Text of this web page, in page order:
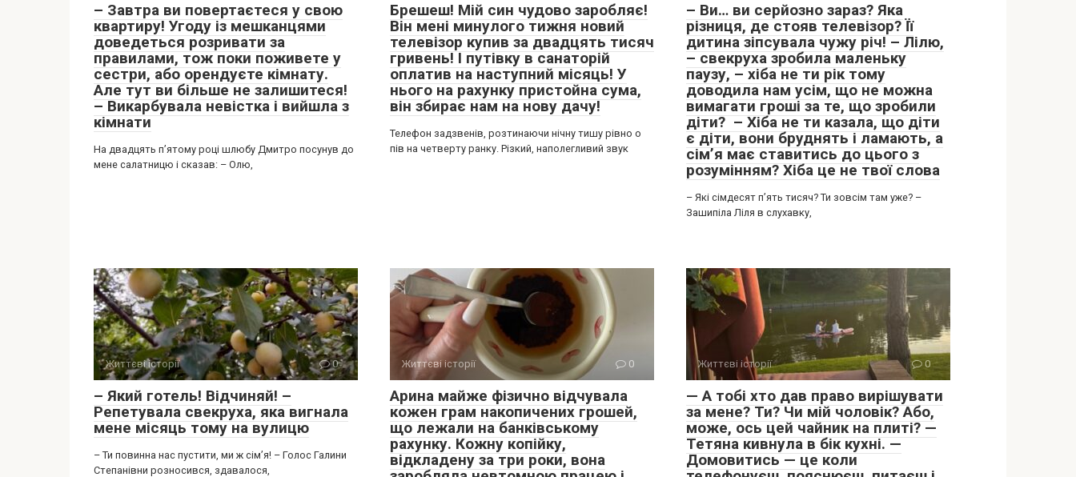
– Завтра ви повертаєтеся у свою
квартиру! Угоду із мешканцями
доведеться розривати за
правилами, тож поки поживете у
сестри, або орендуєте кімнату.
Але тут ви більше не залишитеся!
– Викарбувала невістка і вийшла з
кімнати
На двадцять п’ятому році шлюбу Дмитро посунув до
мене салатницю і сказав: – Олю,
Брешеш! Мій син чудово заробляє!
Він мені минулого тижня новий
телевізор купив за двадцять тисяч
гривень! І путівку в санаторій
оплатив на наступний місяць! У
нього на рахунку пристойна сума,
він збирає нам на нову дачу!
Телефон задзвенів, розтинаючи нічну тишу рівно о
пів на четверту ранку. Різкий, наполегливий звук
– Ви… ви серйозно зараз? Яка
різниця, де стояв телевізор? Її
дитина зіпсувала чужу річ! – Лілю,
– свекруха зробила маленьку
паузу, – хіба не ти рік тому
доводила нам усім, що не можна
вимагати гроші за те, що зробили
діти? – Хіба не ти казала, що діти
є діти, вони бруднять і ламають, а
сім’я має ставитись до цього з
розумінням? Хіба це не твої слова
– Які сімдесят п’ять тисяч? Ти зовсім там уже? –
Зашипіла Ліля в слухавку,
Життєві історії 0
– Який готель! Відчиняй! –
Репетувала свекруха, яка вигнала
мене місяць тому на вулицю
– Ти повинна нас пустити, ми ж сім’я! – Голос Галини
Степанівни розносився, здавалося,
Життєві історії 0
Арина майже фізично відчувала
кожен грам накопичених грошей,
що лежали на банківському
рахунку. Кожну копійку,
відкладену за три роки, вона
Життєві історії 0
— А тобі хто дав право вирішувати
за мене? Ти? Чи мій чоловік? Або,
може, ось цей чайник на плиті? —
Тетяна кивнула в бік кухні. —
Домовитись — це коли